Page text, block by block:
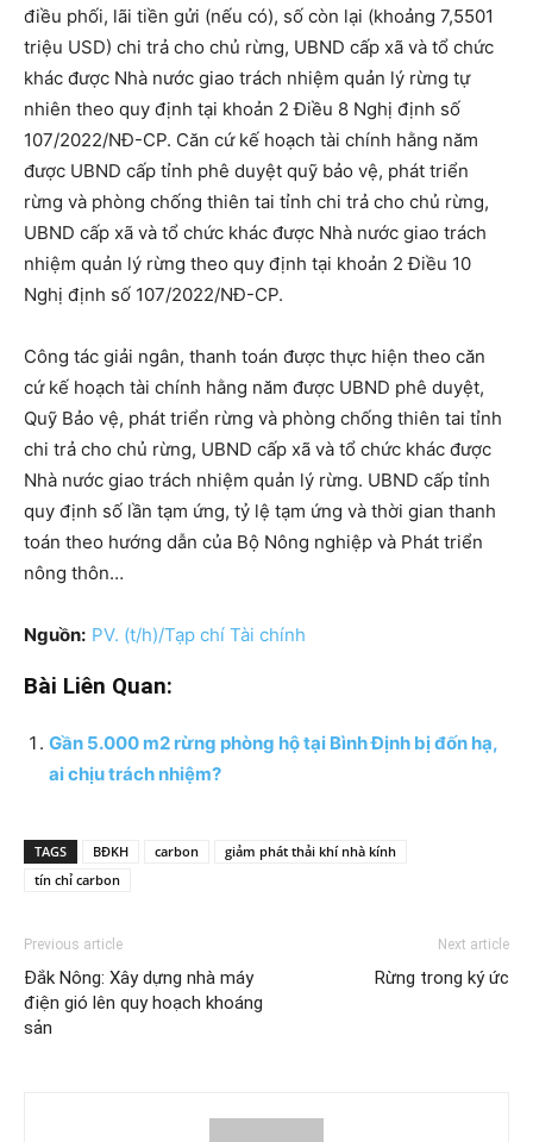
điều phối, lãi tiền gửi (nếu có), số còn lại (khoảng 7,5501
triệu USD) chi trả cho chủ rừng, UBND cấp xã và tổ chức
khác được Nhà nước giao trách nhiệm quản lý rừng tự
nhiên theo quy định tại khoản 2 Điều 8 Nghị định số
107/2022/NĐ-CP. Căn cứ kế hoạch tài chính hằng năm
được UBND cấp tỉnh phê duyệt quỹ bảo vệ, phát triển
rừng và phòng chống thiên tai tỉnh chi trả cho chủ rừng,
UBND cấp xã và tổ chức khác được Nhà nước giao trách
nhiệm quản lý rừng theo quy định tại khoản 2 Điều 10
Nghị định số 107/2022/NĐ-CP.
Công tác giải ngân, thanh toán được thực hiện theo căn
cứ kế hoạch tài chính hằng năm được UBND phê duyệt,
Quỹ Bảo vệ, phát triển rừng và phòng chống thiên tai tỉnh
chi trả cho chủ rừng, UBND cấp xã và tổ chức khác được
Nhà nước giao trách nhiệm quản lý rừng. UBND cấp tỉnh
quy định số lần tạm ứng, tỷ lệ tạm ứng và thời gian thanh
toán theo hướng dẫn của Bộ Nông nghiệp và Phát triển
nông thôn…
Nguồn: PV. (t/h)/Tạp chí Tài chính
Bài Liên Quan:
Gần 5.000 m2 rừng phòng hộ tại Bình Định bị đốn hạ,
ai chịu trách nhiệm?
TAGS BĐKH carbon
giảm phát thải khí nhà kính
tín chỉ carbon
Previous article
Đắk Nông: Xây dựng nhà máy
điện gió lên quy hoạch khoáng
sản
Next article
Rừng trong ký ức